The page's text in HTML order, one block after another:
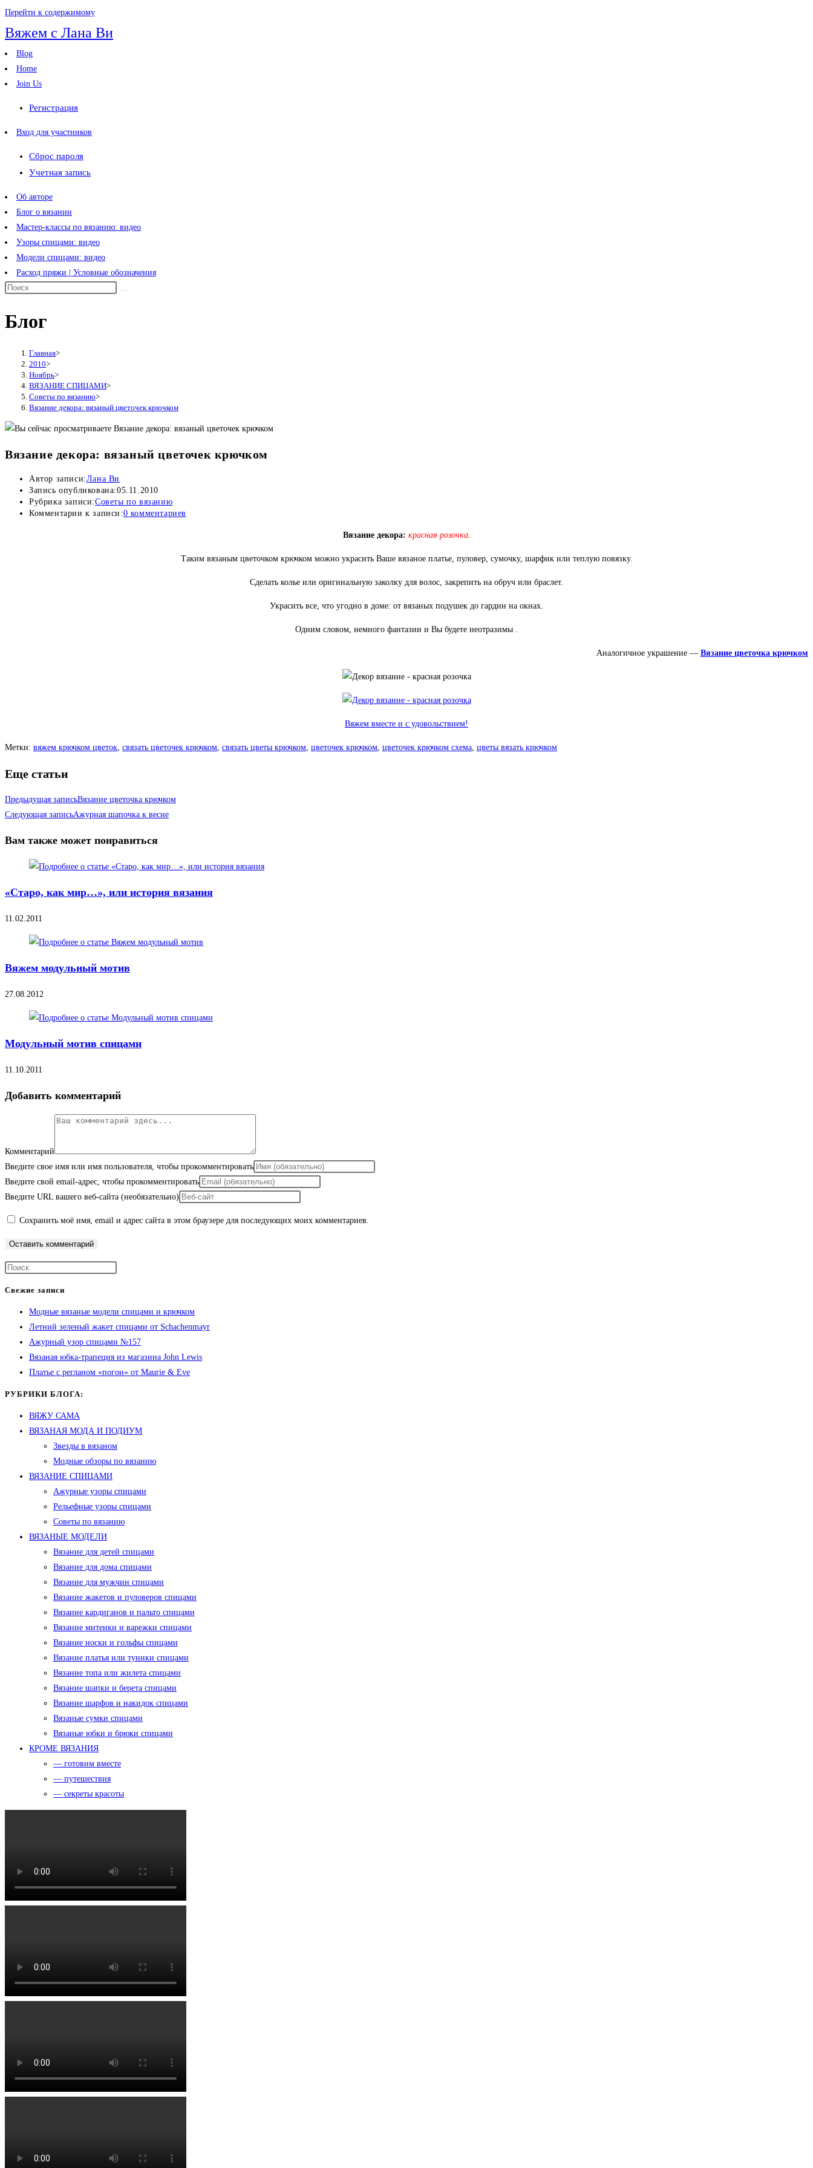
Перейти к содержимому
Вяжем с Лана Ви
Blog
Home
Join Us
Регистрация
Вход для участников
Сброс пароля
Учетная запись
Об авторе
Блог о вязании
Мастер-классы по вязанию: видео
Узоры спицами: видео
Модели спицами: видео
Расход пряжи | Условные обозначения
Блог
Главная>
2010>
Ноябрь>
ВЯЗАНИЕ СПИЦАМИ>
Советы по вязанию>
Вязание декора: вязаный цветочек крючком
Вязание декора: вязаный цветочек крючком
Автор записи:Лана Ви
Запись опубликована:05.11.2010
Рубрика записи:Советы по вязанию
Комментарии к записи:0 комментариев
Вязание декора: красная розочка.
Таким вязаным цветочком крючком можно украсить Ваше вязаное платье, пуловер, сумочку, шарфик или теплую повязку.
Сделать колье или оригинальную заколку для волос, закрепить на обруч или браслет.
Украсить все, что угодно в доме: от вязаных подушек до гардин на окнах.
Одним словом, немного фантазии и Вы будете неотразимы .
Аналогичное украшение — Вязание цветочка крючком
Вяжем вместе и с удовольствием!
Метки: вяжем крючком цветок, связать цветочек крючком, связать цветы крючком, цветочек крючком, цветочек крючком схема, цветы вязать крючком
Еще статьи
Предыдущая записьВязание цветочка крючком
Следующая записьАжурная шапочка к весне
Вам также может понравиться
«Старо, как мир…», или история вязания
11.02.2011
Вяжем модульный мотив
27.08.2012
Модульный мотив спицами
11.10.2011
Добавить комментарий
Комментарий
Введите свое имя или имя пользователя, чтобы прокомментировать
Введите свой email-адрес, чтобы прокомментировать
Введите URL вашего веб-сайта (необязательно)
Сохранить моё имя, email и адрес сайта в этом браузере для последующих моих комментариев.
Свежие записи
Модные вязаные модели спицами и крючком
Летний зеленый жакет спицами от Schachenmayr
Ажурный узор спицами №157
Вязаная юбка-трапеция из магазина John Lewis
Платье с регланом «погон» от Maurie & Eve
РУБРИКИ БЛОГА:
ВЯЖУ САМА
ВЯЗАНАЯ МОДА И ПОДИУМ
Звезды в вязаном
Модные обзоры по вязанию
ВЯЗАНИЕ СПИЦАМИ
Ажурные узоры спицами
Рельефные узоры спицами
Советы по вязанию
ВЯЗАНЫЕ МОДЕЛИ
Вязание для детей спицами
Вязание для дома спицами
Вязание для мужчин спицами
Вязание жакетов и пуловеров спицами
Вязание кардиганов и пальто спицами
Вязание митенки и варежки спицами
Вязание носки и гольфы спицами
Вязание платья или туники спицами
Вязание топа или жилета спицами
Вязание шапки и берета спицами
Вязание шарфов и накидок спицами
Вязаные сумки спицами
Вязаные юбки и брюки спицами
КРОМЕ ВЯЗАНИЯ
— готовим вместе
— путешествия
— секреты красоты